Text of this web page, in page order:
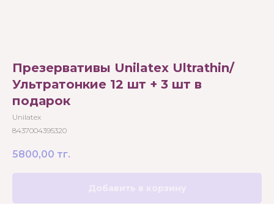
Презервативы Unilatex Ultrathin/
Ультратонкие 12 шт + 3 шт в
подарок
Unilatex
8437004395320
5800,00 тг.